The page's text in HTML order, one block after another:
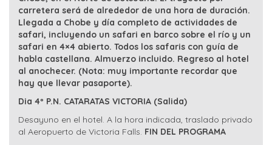
carretera será de alrededor de una hora de duración.
Llegada a Chobe y día completo de actividades de
safari, incluyendo un safari en barco sobre el río y un
safari en 4×4 abierto. Todos los safaris con guía de
habla castellana. Almuerzo incluido. Regreso al hotel
al anochecer. (Nota: muy importante recordar que
hay que llevar pasaporte).
Dia 4º P.N. CATARATAS VICTORIA (Salida)
Desayuno en el hotel. A la hora indicada, traslado privado
al Aeropuerto de Victoria Falls. FIN DEL PROGRAMA